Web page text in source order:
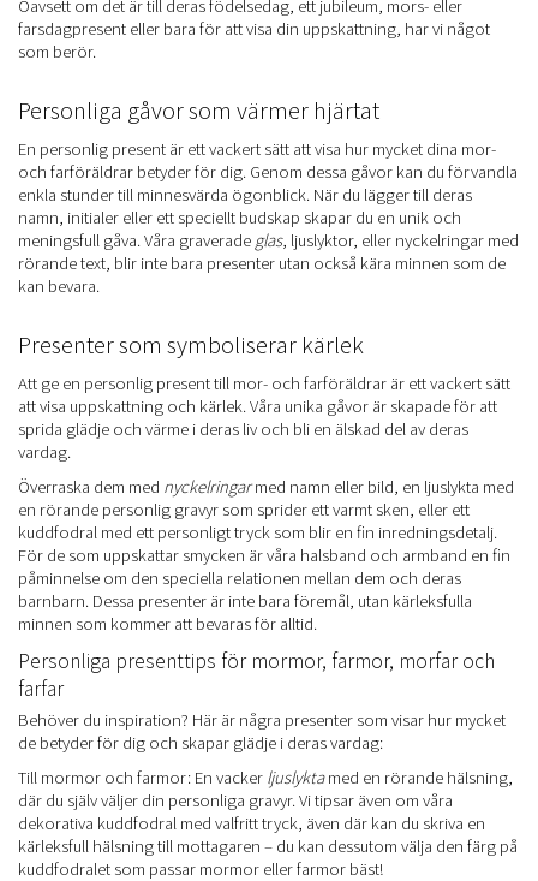
Oavsett om det är till deras födelsedag, ett jubileum, mors- eller
farsdagpresent eller bara för att visa din uppskattning, har vi något
som berör.
Personliga gåvor som värmer hjärtat
En personlig present är ett vackert sätt att visa hur mycket dina mor-
och farföräldrar betyder för dig. Genom dessa gåvor kan du förvandla
enkla stunder till minnesvärda ögonblick. När du lägger till deras
namn, initialer eller ett speciellt budskap skapar du en unik och
meningsfull gåva. Våra graverade glas, ljuslyktor, eller nyckelringar med
rörande text, blir inte bara presenter utan också kära minnen som de
kan bevara.
Presenter som symboliserar kärlek
Att ge en personlig present till mor- och farföräldrar är ett vackert sätt
att visa uppskattning och kärlek. Våra unika gåvor är skapade för att
sprida glädje och värme i deras liv och bli en älskad del av deras
vardag.
Överraska dem med nyckelringarmed namn eller bild, en ljuslykta med
en rörande personlig gravyr som sprider ett varmt sken, eller ett
kuddfodral med ett personligt tryck som blir en fin inredningsdetalj.
För de som uppskattar smycken är våra halsband och armband en fin
påminnelse om den speciella relationen mellan dem och deras
barnbarn. Dessa presenter är inte bara föremål, utan kärleksfulla
minnen som kommer att bevaras för alltid.
Personliga presenttips för mormor, farmor, morfar och
farfar
Behöver du inspiration? Här är några presenter som visar hur mycket
de betyder för dig och skapar glädje i deras vardag:
Till mormor och farmor: En vacker ljuslyktamed en rörande hälsning,
där du själv väljer din personliga gravyr. Vi tipsar även om våra
dekorativa kuddfodral med valfritt tryck, även där kan du skriva en
kärleksfull hälsning till mottagaren – du kan dessutom välja den färg på
kuddfodralet som passar mormor eller farmor bäst!